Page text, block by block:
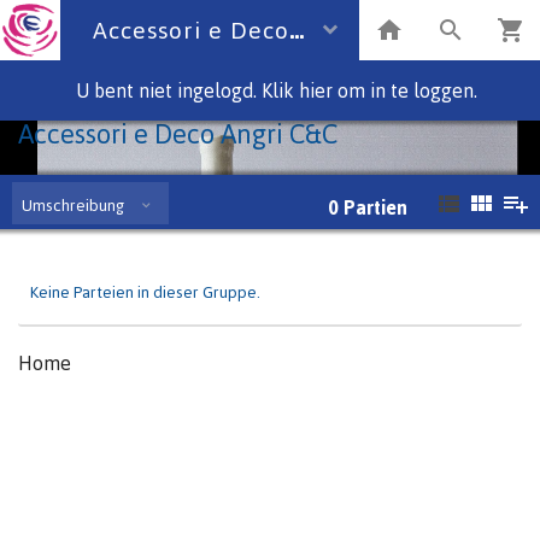
Accessori e Deco
U bent niet ingelogd. Klik hier om in te loggen.
Accessori e Deco Angri C&C
Umschreibung 0 Partien
Keine Parteien in dieser Gruppe.
Home